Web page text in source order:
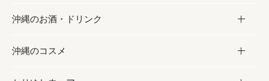
海産物
沖縄料理
沖縄そば／乾麺
砂糖／黒砂糖
塩
お菓子
黒糖
沖縄のお酒・ドリンク
お酒・ドリンク
沖縄のコスメ